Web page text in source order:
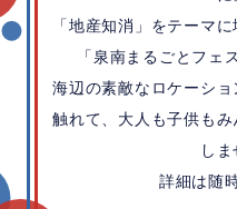
「地産知消」をテーマ
「泉南まるごとフェ
海辺の素敵なロケーシ
触れて、 大人も子供も
しま
詳細は随